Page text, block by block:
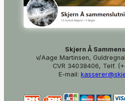
Skjern Å
v/Aage Martinsen,
CVR 34038406, Telf.
E-mail: